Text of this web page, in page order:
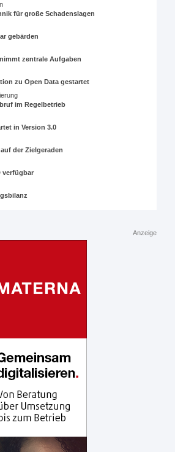
für große Schadenslagen
gebärden
zentrale Aufgaben
zu Open Data gestartet
im Regelbetrieb
in Version 3.0
der Zielgeraden
verfügbar
Anzeige